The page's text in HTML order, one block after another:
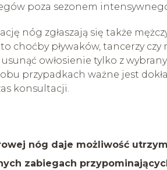
poza sezonem intensywnego
nóg zgłaszają się także
choćby pływaków, tancerzy
owłosienie tylko z
przypadkach ważne jest
konsultacji.
nóg daje możliwość
zabiegach